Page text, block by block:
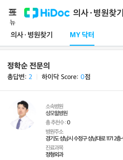
의사·병원찾기
의사·병원찾기 MY 닥터
메
뉴
정학순 전문의
총답변: 2 하이닥 Score: 0점
소속병원
성모윌병원
총 추천수 :0
병원주소
경기도 성남시 수정구 성남대로 1171 2
진료과목
정형외과